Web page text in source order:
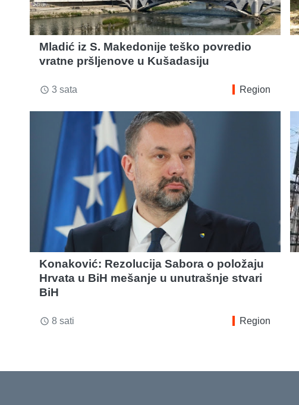
Mladić iz S. Makedonije teško povredio
vratne pršljenove u Kušadasiju
access_time 3 sata Region
Konaković: Rezolucija Sabora o položaju
Hrvata u BiH mešanje u unutrašnje stvari
BiH
access_time 8 sati Region